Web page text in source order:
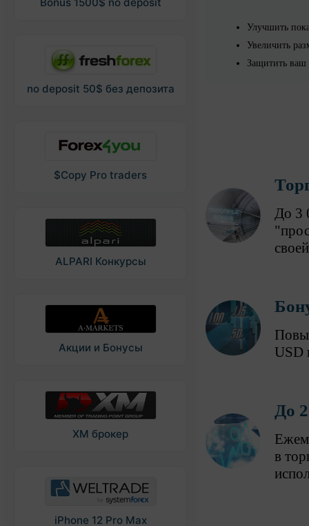
no deposit 50$ без депозита
$Copy Pro traders
ALPARI Конкурсы
Акции и Бонусы
XM брокер
iPhone 12 Pro Max
Улучшить
Увеличить
Защитить ваш
До 3
USD
До
в